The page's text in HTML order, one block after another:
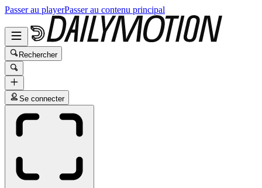
Passer au playerPasser au contenu principal
Rechercher
Se connecter